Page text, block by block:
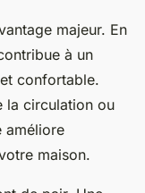
majeur. En
à un
confortable.
la circulation ou
améliore
maison.